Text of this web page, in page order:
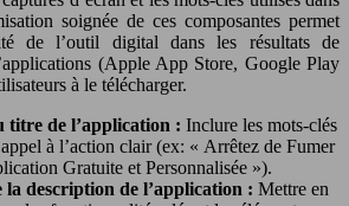
soignée de ces composantes permet
de l’outil digital dans les résultats de
(Apple App Store, Google Play
à le télécharger.
titre de l’application : Inclure les mots-clés
à l’action clair (ex: « Arrêtez de Fumer
Gratuite et Personnalisée »).
description de l’application : Mettre en